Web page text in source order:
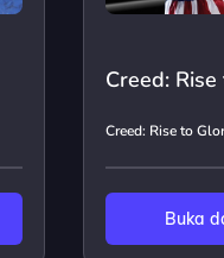
Creed:
Creed: Rise to
Buka